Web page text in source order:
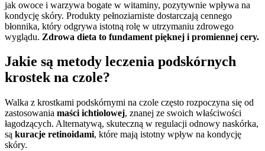
jak owoce i warzywa bogate w witaminy, pozytywnie wpływa na
kondycję skóry. Produkty pełnoziarniste dostarczają cennego
błonnika, który odgrywa istotną rolę w utrzymaniu zdrowego
wyglądu. Zdrowa dieta to fundament pięknej i promiennej cery.
Jakie są metody leczenia podskórnych
krostek na czole?
Walka z krostkami podskórnymi na czole często rozpoczyna się od
zastosowania maści ichtiolowej, znanej ze swoich właściwości
łagodzących. Alternatywą, skuteczną w regulacji odnowy naskórka,
są kuracje retinoidami, które mają istotny wpływ na kondycję
skóry.